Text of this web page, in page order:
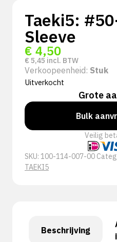
Taeki5:
Sleeve
€ 4,50
€ 5,45 incl. BTW
Verkoopeenheid: Stuk
Uitverkocht
Grote
Bulk
Veilig
SKU: 100-114-007-00
TAEKI5
Beschrijving